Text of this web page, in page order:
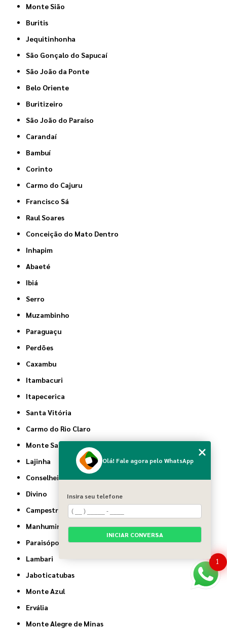
Monte Sião
Buritis
Jequitinhonha
São Gonçalo do Sapucaí
São João da Ponte
Belo Oriente
Buritizeiro
São João do Paraíso
Carandaí
Bambuí
Corinto
Carmo do Cajuru
Francisco Sá
Raul Soares
Conceição do Mato Dentro
Inhapim
Abaeté
Ibiá
Serro
Muzambinho
Paraguaçu
Perdões
Caxambu
Itambacuri
Itapecerica
Santa Vitória
Carmo do Rio Claro
Monte Santo de Minas
Lajinha
Conselheiro Pena
Divino
Campestre
Manhumirim
Paraisópolis
Lambari
Jaboticatubas
Monte Azul
Ervália
Monte Alegre de Minas
1
Olá! Fale agora pelo WhatsApp
Insira seu telefone
INICIAR CONVERSA